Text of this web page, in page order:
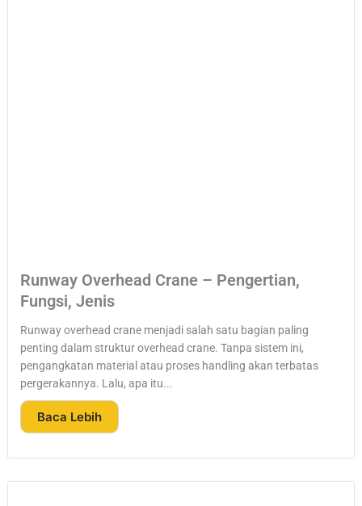
Runway Overhead Crane – Pengertian,
Fungsi, Jenis
Runway overhead crane menjadi salah satu bagian paling
penting dalam struktur overhead crane. Tanpa sistem ini,
pengangkatan material atau proses handling akan terbatas
pergerakannya. Lalu, apa itu...
Baca Lebih